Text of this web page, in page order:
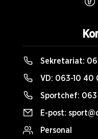
Sekretariat:
VD: 063-10 40
Sportchef: 063
E-post:
Personal